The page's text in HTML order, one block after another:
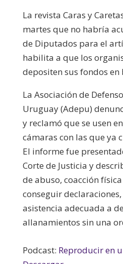
La revista Caras y
martes que no habría
de Diputados para el
habilita a que los
depositen sus fondos en
La Asociación de
Uruguay (Adepu)
y reclamó que se usen
cámaras con las que ya
El informe fue
Corte de Justicia y
de abuso, coacción
conseguir
asistencia adecuada a
allanamientos sin una
Podcast: Reproducir en